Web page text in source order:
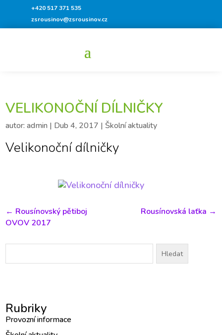
+420 517 371 535
zsrousinov@zsrousinov.cz
VELIKONOČNÍ DÍLNIČKY
autor:admin | Dub 4, 2017 | Školní aktuality
Velikonoční dílničky
← Rousínovský pětiboj
OVOV 2017
Rousínovská laťka →
Vyhledávání
Rubriky
Provozní informace